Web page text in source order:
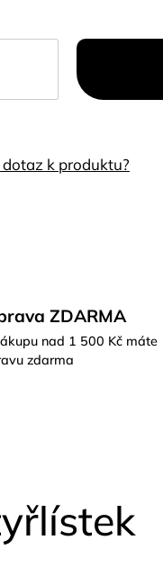
k produktu?
ZDARMA
nad 1 500 Kč máte
zdarma